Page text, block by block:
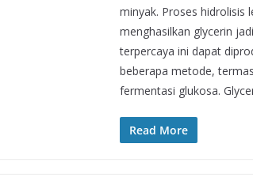
minyak. Proses hidrolisis
menghasilkan glycerin
terpercaya ini dapat
beberapa metode,
fermentasi glukosa.
Read More